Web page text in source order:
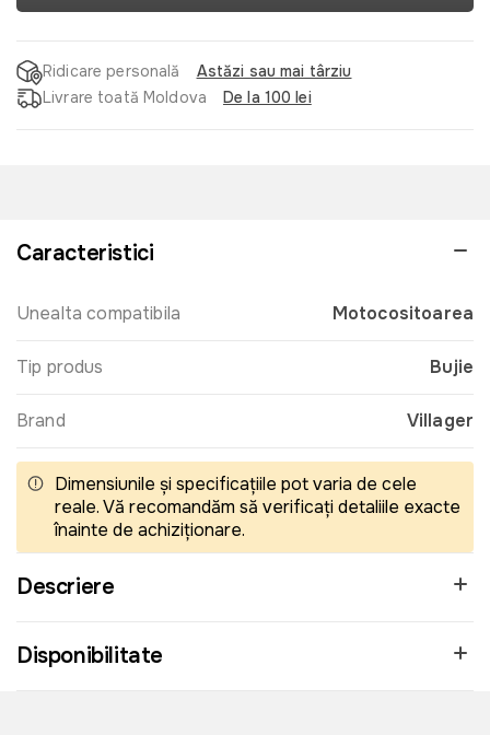
Ridicare personală
Astăzi sau mai târziu
Livrare toată Moldova
De la 100 lei
Caracteristici
Unealta compatibila Motocositoarea
Tip produs Bujie
Brand Villager
Dimensiunile și specificațiile pot varia de cele
reale. Vă recomandăm să verificați detaliile exacte
înainte de achiziționare.
Descriere
Disponibilitate